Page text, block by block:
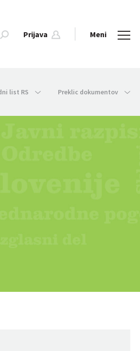
Prijava Meni
list RS Preklic dokumentov